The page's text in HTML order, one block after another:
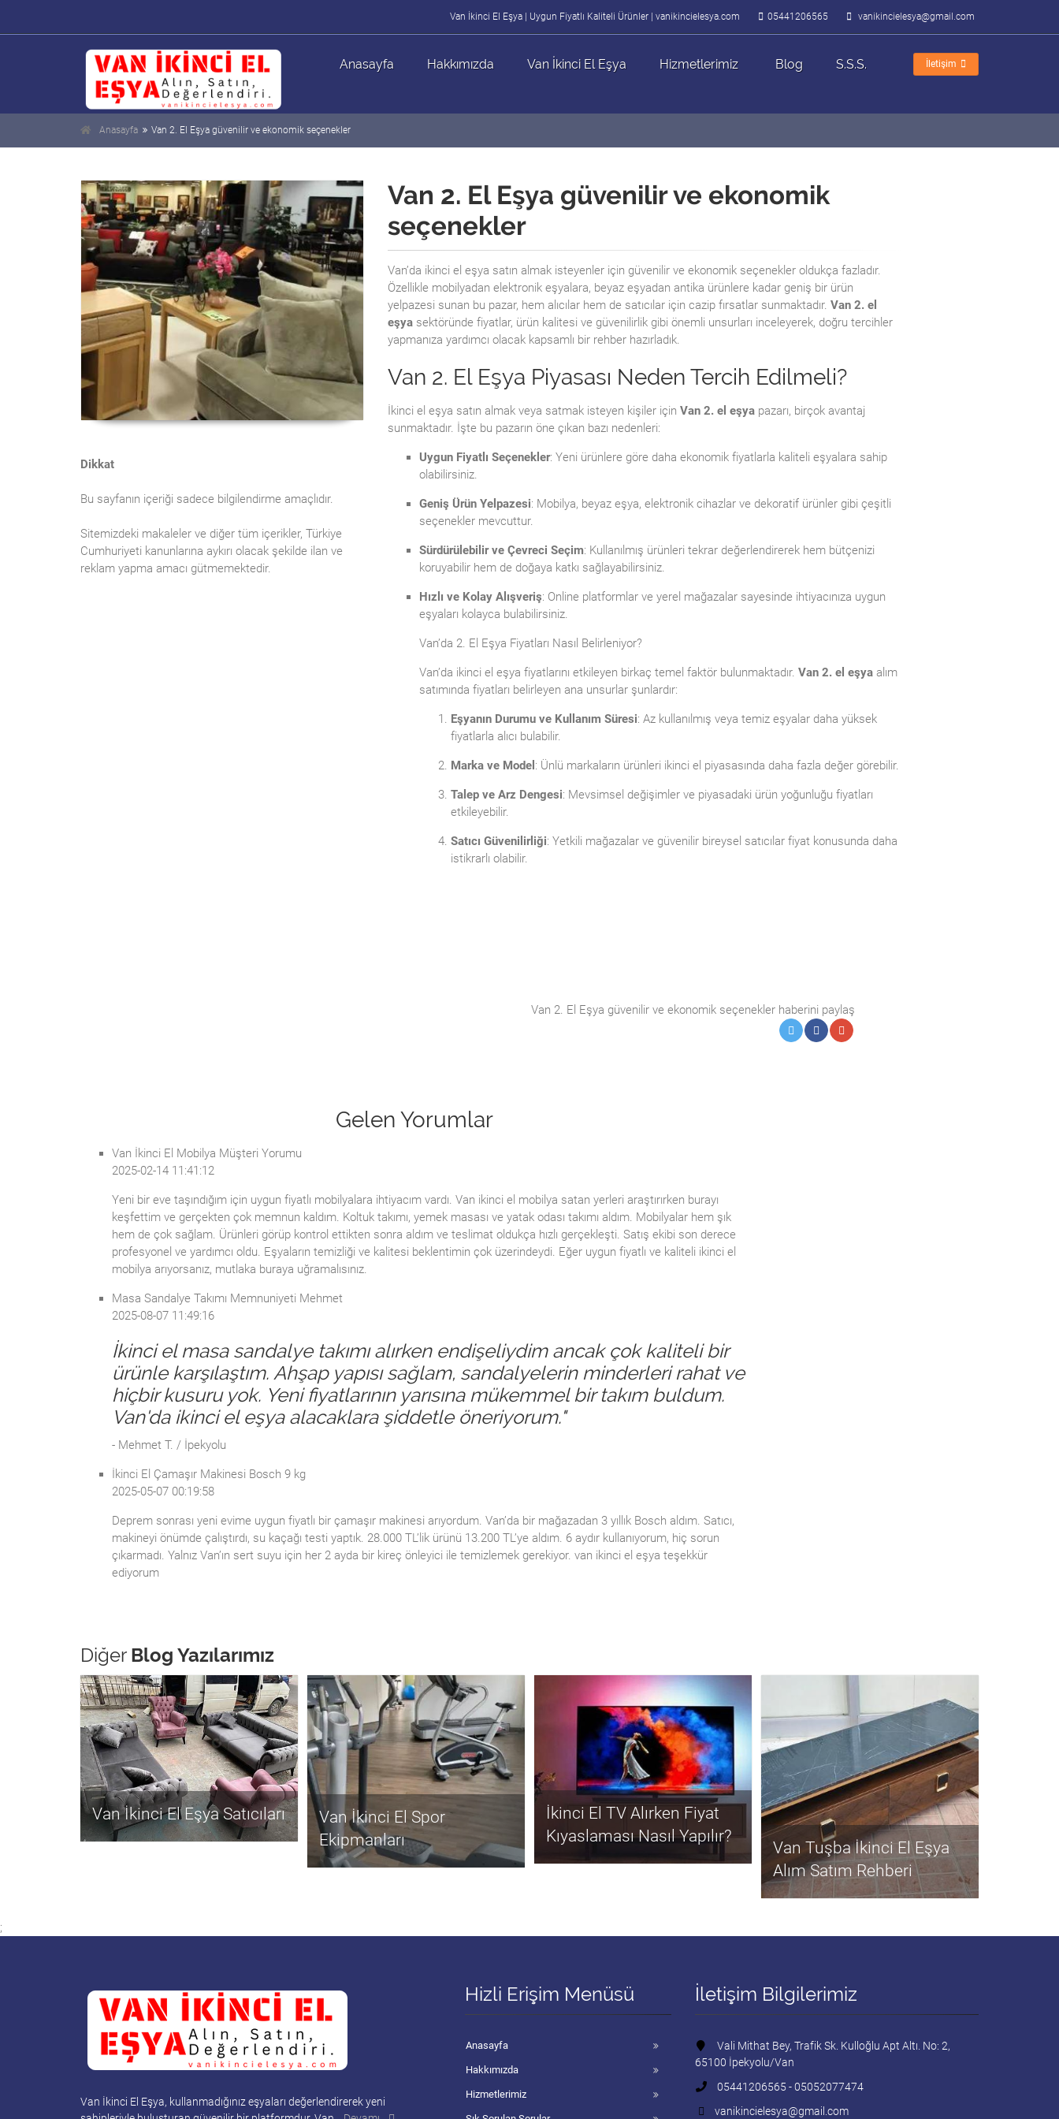
Van İkinci El Eşya | Uygun Fiyatlı Kaliteli Ürünler | vanikincielesya.com 05441206565 vanikincielesya@gmail.com
Anasayfa Hakkımızda Van İkinci El Eşya Hizmetlerimiz Blog S.S.S. İletişim
Anasayfa Van 2. El Eşya güvenilir ve ekonomik seçenekler
Dikkat
Bu sayfanın içeriği sadece bilgilendirme amaçlıdır.
Sitemizdeki makaleler ve diğer tüm içerikler, Türkiye
Cumhuriyeti kanunlarına aykırı olacak şekilde ilan ve
reklam yapma amacı gütmemektedir.
Van 2. El Eşya güvenilir ve ekonomik
seçenekler
Van’da ikinci el eşya satın almak isteyenler için güvenilir ve ekonomik seçenekler oldukça fazladır.
Özellikle mobilyadan elektronik eşyalara, beyaz eşyadan antika ürünlere kadar geniş bir ürün
yelpazesi sunan bu pazar, hem alıcılar hem de satıcılar için cazip fırsatlar sunmaktadır. Van 2. el
eşya sektöründe fiyatlar, ürün kalitesi ve güvenilirlik gibi önemli unsurları inceleyerek, doğru tercihler
yapmanıza yardımcı olacak kapsamlı bir rehber hazırladık.
Van 2. El Eşya Piyasası Neden Tercih Edilmeli?
İkinci el eşya satın almak veya satmak isteyen kişiler için Van 2. el eşya pazarı, birçok avantaj
sunmaktadır. İşte bu pazarın öne çıkan bazı nedenleri:
Uygun Fiyatlı Seçenekler: Yeni ürünlere göre daha ekonomik fiyatlarla kaliteli eşyalara sahip
olabilirsiniz.
Geniş Ürün Yelpazesi: Mobilya, beyaz eşya, elektronik cihazlar ve dekoratif ürünler gibi çeşitli
seçenekler mevcuttur.
Sürdürülebilir ve Çevreci Seçim: Kullanılmış ürünleri tekrar değerlendirerek hem bütçenizi
koruyabilir hem de doğaya katkı sağlayabilirsiniz.
Hızlı ve Kolay Alışveriş: Online platformlar ve yerel mağazalar sayesinde ihtiyacınıza uygun
eşyaları kolayca bulabilirsiniz.
Van’da 2. El Eşya Fiyatları Nasıl Belirleniyor?
Van’da ikinci el eşya fiyatlarını etkileyen birkaç temel faktör bulunmaktadır. Van 2. el eşya alım
satımında fiyatları belirleyen ana unsurlar şunlardır:
Eşyanın Durumu ve Kullanım Süresi: Az kullanılmış veya temiz eşyalar daha yüksek
fiyatlarla alıcı bulabilir.
Marka ve Model : Ünlü markaların ürünleri ikinci el piyasasında daha fazla değer görebilir.
Talep ve Arz Dengesi: Mevsimsel değişimler ve piyasadaki ürün yoğunluğu fiyatları
etkileyebilir.
Satıcı Güvenilirliği: Yetkili mağazalar ve güvenilir bireysel satıcılar fiyat konusunda daha
istikrarlı olabilir.
Van 2. El Eşya güvenilir ve ekonomik seçenekler haberini paylaş
Gelen Yorumlar
Van İkinci El Mobilya Müşteri Yorumu
2025-02-14 11:41:12
Yeni bir eve taşındığım için uygun fiyatlı mobilyalara ihtiyacım vardı. Van ikinci el mobilya satan yerleri araştırırken burayı
keşfettim ve gerçekten çok memnun kaldım. Koltuk takımı, yemek masası ve yatak odası takımı aldım. Mobilyalar hem şık
hem de çok sağlam. Ürünleri görüp kontrol ettikten sonra aldım ve teslimat oldukça hızlı gerçekleşti. Satış ekibi son derece
profesyonel ve yardımcı oldu. Eşyaların temizliği ve kalitesi beklentimin çok üzerindeydi. Eğer uygun fiyatlı ve kaliteli ikinci el
mobilya arıyorsanız, mutlaka buraya uğramalısınız.
Masa Sandalye Takımı Memnuniyeti Mehmet
2025-08-07 11:49:16
İkinci el masa sandalye takımı alırken endişeliydim ancak çok kaliteli bir
ürünle karşılaştım. Ahşap yapısı sağlam, sandalyelerin minderleri rahat ve
hiçbir kusuru yok. Yeni fiyatlarının yarısına mükemmel bir takım buldum.
Van'da ikinci el eşya alacaklara şiddetle öneriyorum."
- Mehmet T. / İpekyolu
İkinci El Çamaşır Makinesi Bosch 9 kg
2025-05-07 00:19:58
Deprem sonrası yeni evime uygun fiyatlı bir çamaşır makinesi arıyordum. Van’da bir mağazadan 3 yıllık Bosch aldım. Satıcı,
makineyi önümde çalıştırdı, su kaçağı testi yaptık. 28.000 TL’lik ürünü 13.200 TL’ye aldım. 6 aydır kullanıyorum, hiç sorun
çıkarmadı. Yalnız Van’ın sert suyu için her 2 ayda bir kireç önleyici ile temizlemek gerekiyor. van ikinci el eşya teşekkür
ediyorum
Diğer Blog Yazılarımız
Van İkinci El Eşya Satıcıları
Van İkinci El Spor
Ekipmanları
İkinci El TV Alırken Fiyat
Kıyaslaması Nasıl Yapılır?
Van Tuşba İkinci El Eşya
Alım Satım Rehberi
;
Van İkinci El Eşya, kullanmadığınız eşyaları değerlendirerek yeni
Hizli Erişim Menüsü
Anasayfa
Hakkımızda
Hizmetlerimiz
İletişim Bilgilerimiz
Vali Mithat Bey, Trafik Sk. Kulloğlu Apt Altı. No: 2,
65100 İpekyolu/Van
05441206565 - 05052077474
vanikincielesya@gmail.com